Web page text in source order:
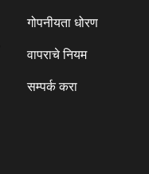
गोपनीयता धोरण
वापराचे नियम
सम्पर्क करा